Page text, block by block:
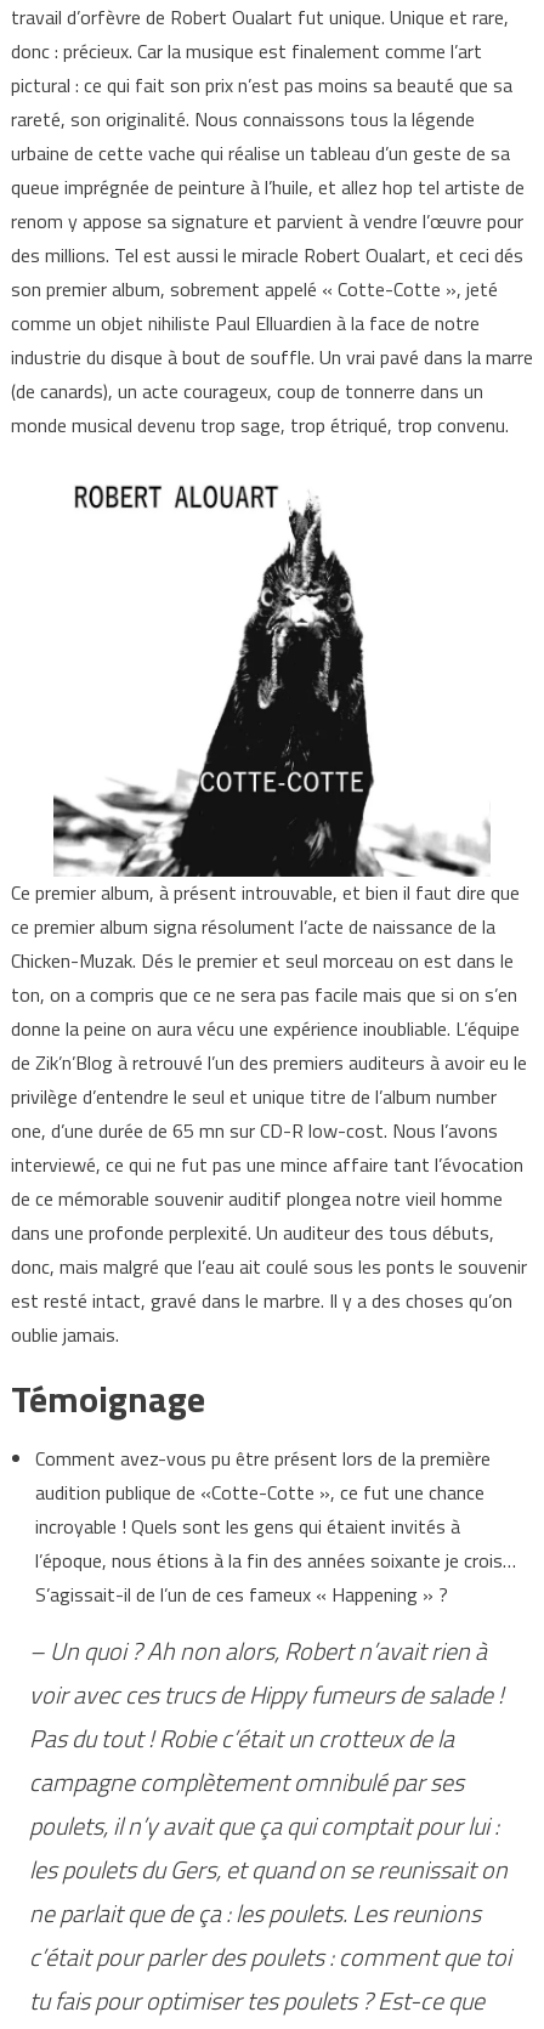
travail d’orfèvre de Robert Oualart fut unique. Unique et rare,
donc : précieux. Car la musique est finalement comme l’art
pictural : ce qui fait son prix n’est pas moins sa beauté que sa
rareté, son originalité. Nous connaissons tous la légende
urbaine de cette vache qui réalise un tableau d’un geste de sa
queue imprégnée de peinture à l’huile, et allez hop tel artiste de
renom y appose sa signature et parvient à vendre l’œuvre pour
des millions. Tel est aussi le miracle Robert Oualart, et ceci dés
son premier album, sobrement appelé « Cotte-Cotte », jeté
comme un objet nihiliste Paul Elluardien à la face de notre
industrie du disque à bout de souffle. Un vrai pavé dans la marre
(de canards), un acte courageux, coup de tonnerre dans un
monde musical devenu trop sage, trop étriqué, trop convenu.
Ce premier album, à présent introuvable, et bien il faut dire que
ce premier album signa résolument l’acte de naissance de la
Chicken-Muzak. Dés le premier et seul morceau on est dans le
ton, on a compris que ce ne sera pas facile mais que si on s’en
donne la peine on aura vécu une expérience inoubliable. L’équipe
de Zik’n’Blog à retrouvé l’un des premiers auditeurs à avoir eu le
privilège d’entendre le seul et unique titre de l’album number
one, d’une durée de 65 mn sur CD-R low-cost. Nous l’avons
interviewé, ce qui ne fut pas une mince affaire tant l’évocation
de ce mémorable souvenir auditif plongea notre vieil homme
dans une profonde perplexité. Un auditeur des tous débuts,
donc, mais malgré que l’eau ait coulé sous les ponts le souvenir
est resté intact, gravé dans le marbre. Il y a des choses qu’on
oublie jamais.
Témoignage
Comment avez-vous pu être présent lors de la première
audition publique de «Cotte-Cotte », ce fut une chance
incroyable ! Quels sont les gens qui étaient invités à
l’époque, nous étions à la fin des années soixante je crois…
S’agissait-il de l’un de ces fameux « Happening » ?
– Un quoi ? Ah non alors, Robert n’avait rien à
voir avec ces trucs de Hippy fumeurs de salade !
Pas du tout ! Robie c’était un crotteux de la
campagne complètement omnibulé par ses
poulets, il n’y avait que ça qui comptait pour lui :
les poulets du Gers, et quand on se reunissait on
ne parlait que de ça : les poulets. Les reunions
c’était pour parler des poulets : comment que toi
tu fais pour optimiser tes poulets ? Est-ce que